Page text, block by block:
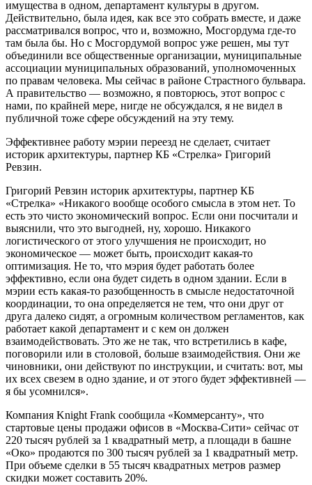
имущества в одном, департамент культуры в другом.
Действительно, была идея, как все это собрать вместе, и даже
рассматривался вопрос, что и, возможно, Мосгордума где-то
там была бы. Но с Мосгордумой вопрос уже решен, мы тут
объединили все общественные организации, муниципальные
ассоциации муниципальных образований, уполномоченных
по правам человека. Мы сейчас в районе Страстного бульвара.
А правительство — возможно, я повторюсь, этот вопрос с
нами, по крайней мере, нигде не обсуждался, я не видел в
публичной тоже сфере обсуждений на эту тему.
Эффективнее работу мэрии переезд не сделает, считает
историк архитектуры, партнер КБ «Стрелка» Григорий
Ревзин.
Григорий Ревзин историк архитектуры, партнер КБ
«Стрелка» «Никакого вообще особого смысла в этом нет. То
есть это чисто экономический вопрос. Если они посчитали и
выяснили, что это выгодней, ну, хорошо. Никакого
логистического от этого улучшения не происходит, но
экономическое — может быть, происходит какая-то
оптимизация. Не то, что мэрия будет работать более
эффективно, если она будет сидеть в одном здании. Если в
мэрии есть какая-то разобщенность в смысле недостаточной
координации, то она определяется не тем, что они друг от
друга далеко сидят, а огромным количеством регламентов, как
работает какой департамент и с кем он должен
взаимодействовать. Это же не так, что встретились в кафе,
поговорили или в столовой, больше взаимодействия. Они же
чиновники, они действуют по инструкции, и считать: вот, мы
их всех свезем в одно здание, и от этого будет эффективней —
я бы усомнился».
Компания Knight Frank сообщила «Коммерсанту», что
стартовые цены продажи офисов в «Москва-Сити» сейчас от
220 тысяч рублей за 1 квадратный метр, а площади в башне
«Око» продаются по 300 тысяч рублей за 1 квадратный метр.
При объеме сделки в 55 тысяч квадратных метров размер
скидки может составить 20%.